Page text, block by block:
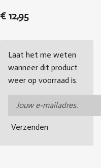
€ 12,95
Laat het me weten
wanneer dit product
weer op voorraad is.
Verzenden